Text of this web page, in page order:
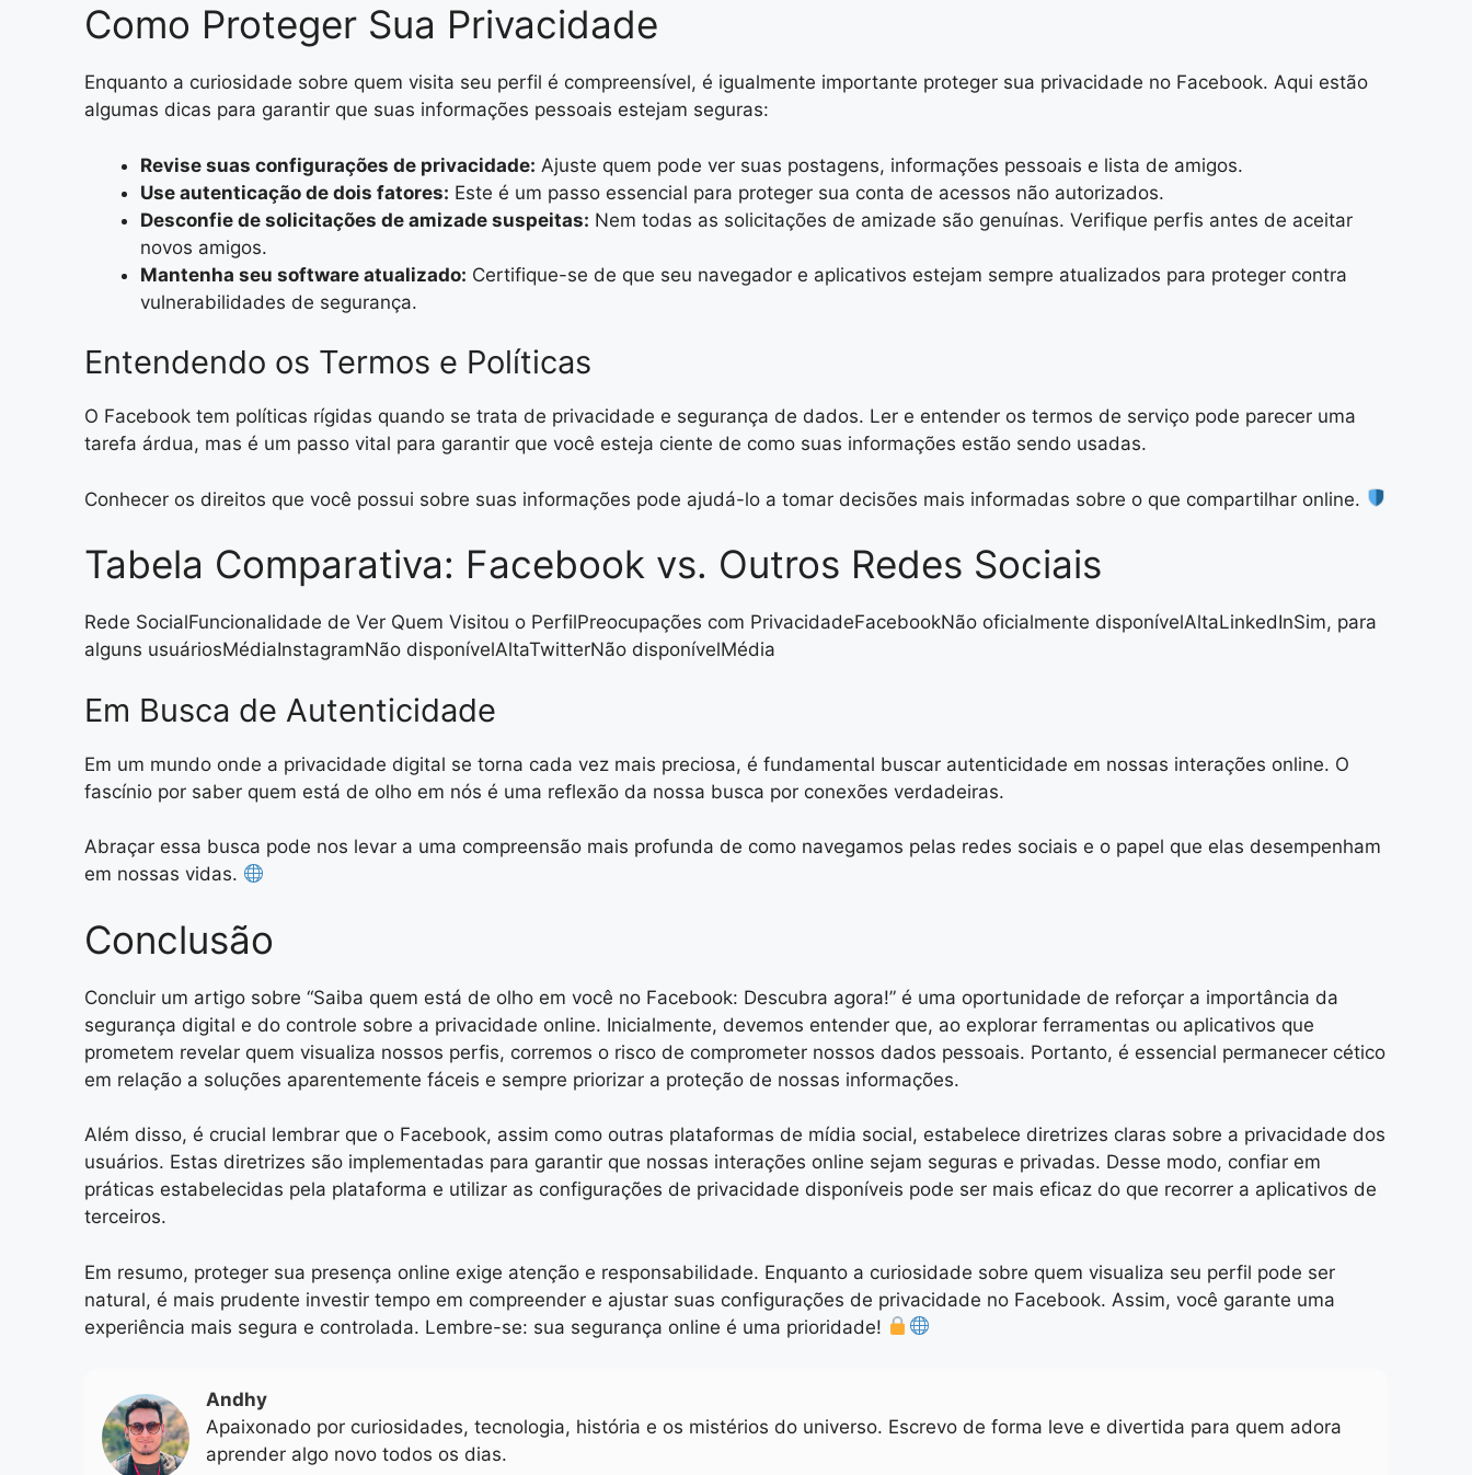
Como Proteger Sua Privacidade
Enquanto a curiosidade sobre quem visita seu perfil é compreensível, é igualmente importante proteger sua privacidade no Facebook. Aqui estão
algumas dicas para garantir que suas informações pessoais estejam seguras:
Revise suas configurações de privacidade: Ajuste quem pode ver suas postagens, informações pessoais e lista de amigos.
Use autenticação de dois fatores: Este é um passo essencial para proteger sua conta de acessos não autorizados.
Desconfie de solicitações de amizade suspeitas: Nem todas as solicitações de amizade são genuínas. Verifique perfis antes de aceitar
novos amigos.
Mantenha seu software atualizado: Certifique-se de que seu navegador e aplicativos estejam sempre atualizados para proteger contra
vulnerabilidades de segurança.
Entendendo os Termos e Políticas
O Facebook tem políticas rígidas quando se trata de privacidade e segurança de dados. Ler e entender os termos de serviço pode parecer uma
tarefa árdua, mas é um passo vital para garantir que você esteja ciente de como suas informações estão sendo usadas.
Conhecer os direitos que você possui sobre suas informações pode ajudá-lo a tomar decisões mais informadas sobre o que compartilhar online.
Tabela Comparativa: Facebook vs. Outros Redes Sociais
Rede SocialFuncionalidade de Ver Quem Visitou o PerfilPreocupações com PrivacidadeFacebookNão oficialmente disponívelAltaLinkedInSim, para
alguns usuáriosMédiaInstagramNão disponívelAltaTwitterNão disponívelMédia
Em Busca de Autenticidade
Em um mundo onde a privacidade digital se torna cada vez mais preciosa, é fundamental buscar autenticidade em nossas interações online. O
fascínio por saber quem está de olho em nós é uma reflexão da nossa busca por conexões verdadeiras.
Abraçar essa busca pode nos levar a uma compreensão mais profunda de como navegamos pelas redes sociais e o papel que elas desempenham
em nossas vidas.
Conclusão
Concluir um artigo sobre “Saiba quem está de olho em você no Facebook: Descubra agora!” é uma oportunidade de reforçar a importância da
segurança digital e do controle sobre a privacidade online. Inicialmente, devemos entender que, ao explorar ferramentas ou aplicativos que
prometem revelar quem visualiza nossos perfis, corremos o risco de comprometer nossos dados pessoais. Portanto, é essencial permanecer cético
em relação a soluções aparentemente fáceis e sempre priorizar a proteção de nossas informações.
Além disso, é crucial lembrar que o Facebook, assim como outras plataformas de mídia social, estabelece diretrizes claras sobre a privacidade dos
usuários. Estas diretrizes são implementadas para garantir que nossas interações online sejam seguras e privadas. Desse modo, confiar em
práticas estabelecidas pela plataforma e utilizar as configurações de privacidade disponíveis pode ser mais eficaz do que recorrer a aplicativos de
terceiros.
Em resumo, proteger sua presença online exige atenção e responsabilidade. Enquanto a curiosidade sobre quem visualiza seu perfil pode ser
natural, é mais prudente investir tempo em compreender e ajustar suas configurações de privacidade no Facebook. Assim, você garante uma
experiência mais segura e controlada. Lembre-se: sua segurança online é uma prioridade!
Andhy
Apaixonado por curiosidades, tecnologia, história e os mistérios do universo. Escrevo de forma leve e divertida para quem adora
aprender algo novo todos os dias.